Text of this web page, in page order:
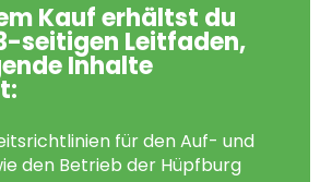
Kauf erhältst du
seitigen Leitfaden,
Inhalte
für den Auf- und
den Betrieb der Hüpfburg